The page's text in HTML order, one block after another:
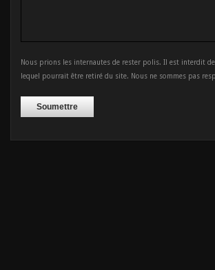
Nous prions les internautes de rester polis. Il est interdit
lequel pourrait être retiré du site. Nous ne sommes pas